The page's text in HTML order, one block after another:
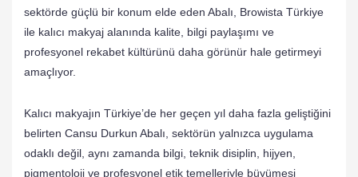
sektörde güçlü bir konum elde eden Abalı, Browista Türkiye
ile kalıcı makyaj alanında kalite, bilgi paylaşımı ve
profesyonel rekabet kültürünü daha görünür hale getirmeyi
amaçlıyor.
Kalıcı makyajın Türkiye’de her geçen yıl daha fazla geliştiğini
belirten Cansu Durkun Abalı, sektörün yalnızca uygulama
odaklı değil, aynı zamanda bilgi, teknik disiplin, hijyen,
pigmentoloji ve profesyonel etik temelleriyle büyümesi